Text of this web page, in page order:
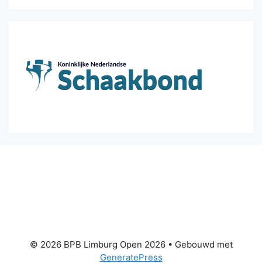
© 2026 BPB Limburg Open 2026• Gebouwd met
GeneratePress